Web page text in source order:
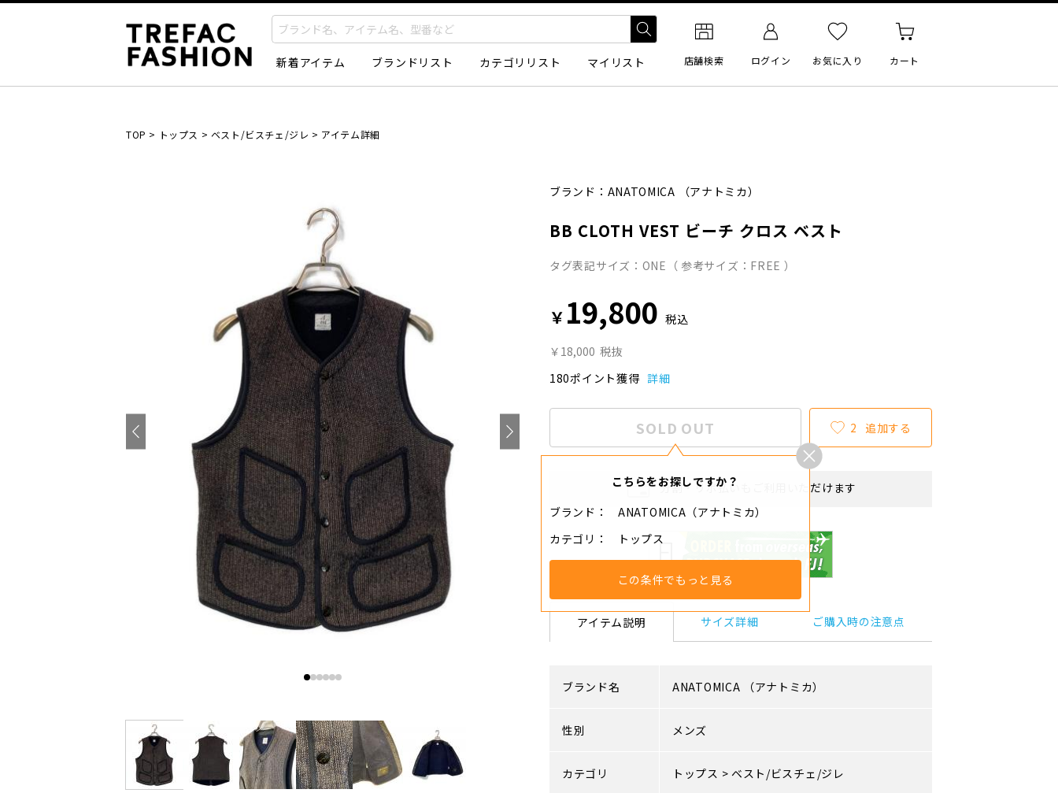
新着アイテム ブランドリスト カテゴリリスト マイリスト 店舗検索 ログイン お気に入り カート
TOP > トップス > ベスト/ビスチェ/ジレ > アイテム詳細
ブランド： ANATOMICA （アナトミカ）
BB CLOTH VEST ビーチ クロス ベスト
タグ表記サイズ：ONE（ 参考サイズ：FREE ）
￥ 19,800 税込
￥18,000 税抜
180ポイント獲得 詳細
SOLD OUT
こちらをお探しですか？
ブランド
ANATOMICA（アナトミカ）
カテゴリ
トップス
この条件でもっと見る
2 追加する
分割・リボ払いもご利用いただけます
アイテム説明 サイズ詳細 ご購入時の注意点
ブランド名 ANATOMICA （アナトミカ）
性別 メンズ
カテゴリ トップス > ベスト/ビスチェ/ジレ